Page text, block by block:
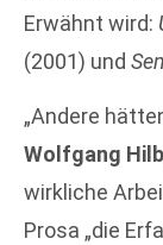
Erwähnt wird:
(2001) und
„Andere
Wolfgang
wirkliche
Prosa „die